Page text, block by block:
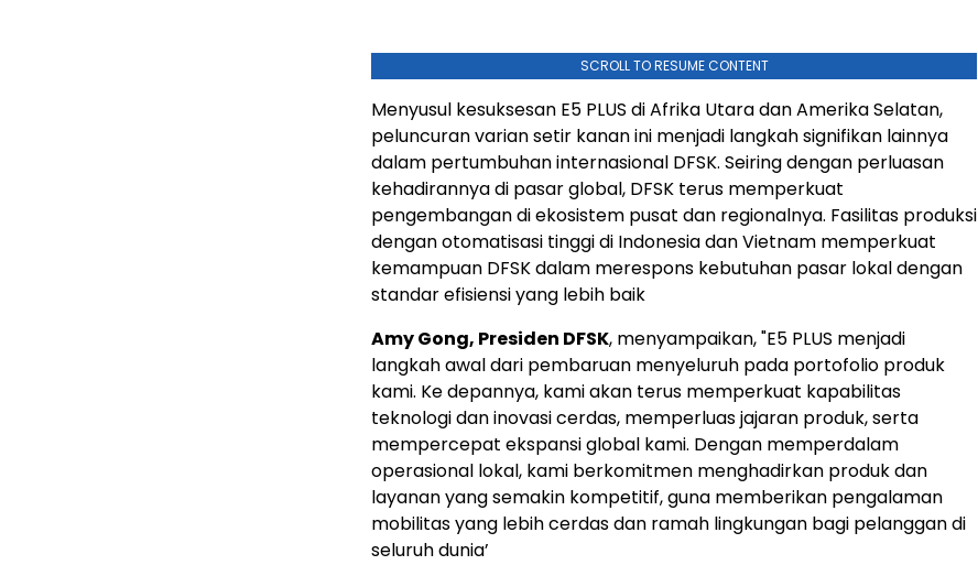
SCROLL TO RESUME CONTENT
Menyusul kesuksesan E5 PLUS di Afrika Utara dan Amerika Selatan,
peluncuran varian setir kanan ini menjadi langkah signifikan lainnya
dalam pertumbuhan internasional DFSK. Seiring dengan perluasan
kehadirannya di pasar global, DFSK terus memperkuat
pengembangan di ekosistem pusat dan regionalnya. Fasilitas produksi
dengan otomatisasi tinggi di Indonesia dan Vietnam memperkuat
kemampuan DFSK dalam merespons kebutuhan pasar lokal dengan
standar efisiensi yang lebih baik
Amy Gong, Presiden DFSK, menyampaikan, "E5 PLUS menjadi
langkah awal dari pembaruan menyeluruh pada portofolio produk
kami. Ke depannya, kami akan terus memperkuat kapabilitas
teknologi dan inovasi cerdas, memperluas jajaran produk, serta
mempercepat ekspansi global kami. Dengan memperdalam
operasional lokal, kami berkomitmen menghadirkan produk dan
layanan yang semakin kompetitif, guna memberikan pengalaman
mobilitas yang lebih cerdas dan ramah lingkungan bagi pelanggan di
seluruh dunia’